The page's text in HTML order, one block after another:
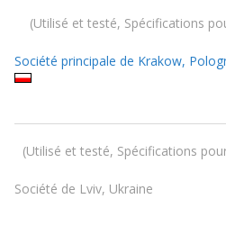
Utilisé et testé, Spécifications
Société principale de Krakow,
Utilisé et testé, Spécifications
Société de Lviv, Ukraine